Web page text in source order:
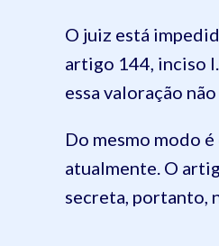
O juiz está
artigo 144, inciso
essa valoração
Do mesmo modo
atualmente. O
secreta, portanto,